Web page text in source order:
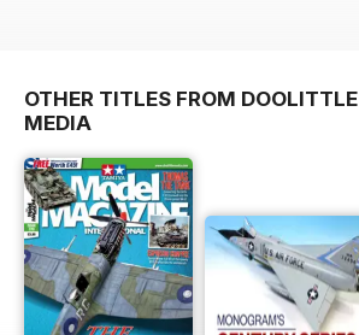
OTHER TITLES FROM DOOLITTLE
MEDIA